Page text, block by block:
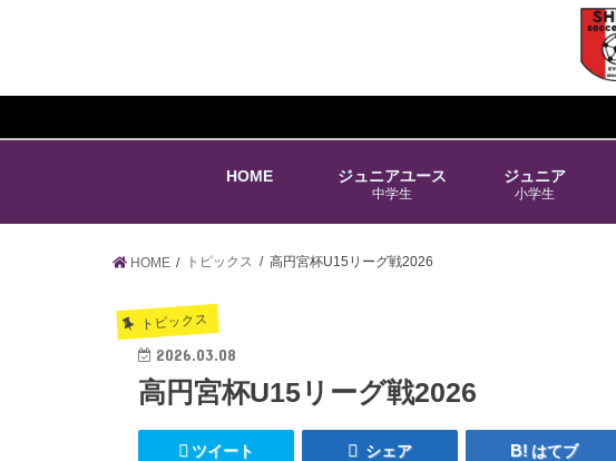
HOME ジュニアユース
中学生
ジュニア
小学生
HOME トピックス 高円宮杯U15リーグ戦2026
トピックス
2026.03.08
高円宮杯U15リーグ戦2026
ツイート シェア はてブ